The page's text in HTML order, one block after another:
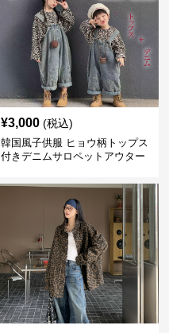
¥3,000 (税込)
韓国風子供服 ヒョウ柄トップス
付きデニムサロペットアウター